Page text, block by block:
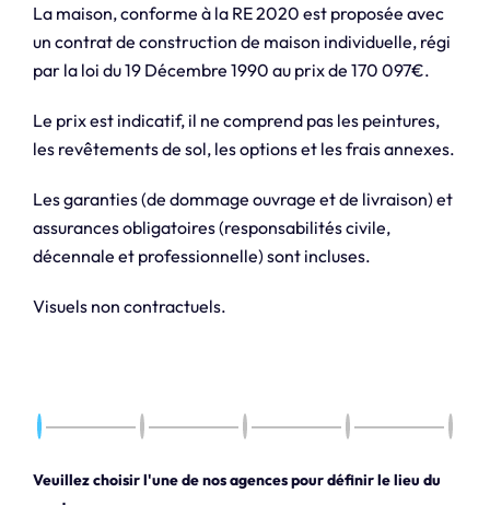
La maison, conforme à la RE 2020 est proposée avec
un contrat de construction de maison individuelle, régi
par la loi du 19 Décembre 1990 au prix de 170 097€.
Le prix est indicatif, il ne comprend pas les peintures,
les revêtements de sol, les options et les frais annexes.
Les garanties (de dommage ouvrage et de livraison) et
assurances obligatoires (responsabilités civile,
décennale et professionnelle) sont incluses.
Visuels non contractuels.
Veuillez choisir l'une de nos agences pour définir le lieu du